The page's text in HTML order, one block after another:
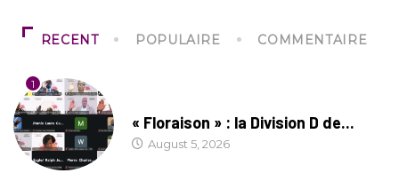
RECENT POPULAIRE COMMENTAIRE
1
« Floraison » : la Division D de...
August 5, 2026